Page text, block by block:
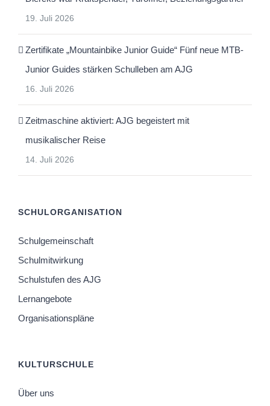
19. Juli 2026
Zertifikate „Mountainbike Junior Guide“ Fünf neue MTB-
Junior Guides stärken Schulleben am AJG
16. Juli 2026
Zeitmaschine aktiviert: AJG begeistert mit
musikalischer Reise
14. Juli 2026
SCHULORGANISATION
Schulgemeinschaft
Schulmitwirkung
Schulstufen des AJG
Lernangebote
Organisationspläne
KULTURSCHULE
Über uns